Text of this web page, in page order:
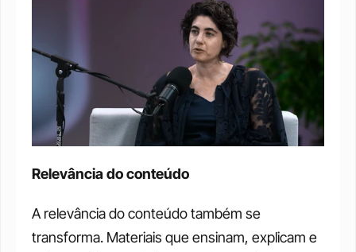
Relevância do conteúdo
A relevância do conteúdo também se
transforma. Materiais que ensinam, explicam e